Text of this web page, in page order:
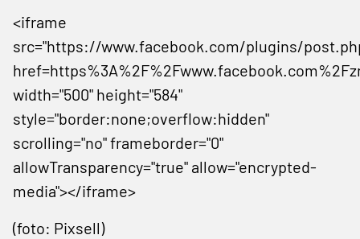
<iframe
src="https://www.facebook.com/plugins/
width="500" height="584"
style="border:none;overflow:hidden"
scrolling="no" frameborder="0"
allowTransparency="true" allow="encrypted-
media"></iframe>
(foto: Pixsell)